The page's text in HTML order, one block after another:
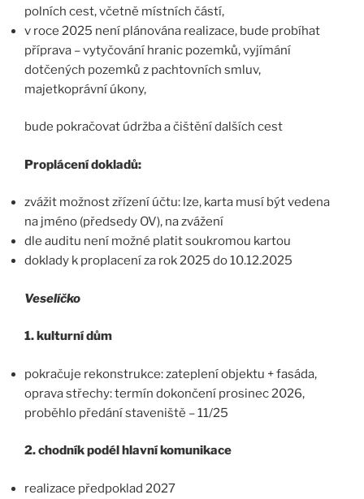
polních cest, včetně místních částí,
v roce 2025 není plánována realizace, bude probíhat
příprava – vytyčování hranic pozemků, vyjímání
dotčených pozemků z pachtovních smluv,
majetkoprávní úkony,
bude pokračovat údržba a čištění dalších cest
Proplácení dokladů:
zvážit možnost zřízení účtu: lze, karta musí být vedena
na jméno (předsedy OV), na zvážení
dle auditu není možné platit soukromou kartou
doklady k proplacení za rok 2025 do 10.12.2025
Veselíčko
1. kulturní dům
pokračuje rekonstrukce: zateplení objektu + fasáda,
oprava střechy: termín dokončení prosinec 2026,
proběhlo předání staveniště – 11/25
2. chodník podél hlavní komunikace
realizace předpoklad 2027